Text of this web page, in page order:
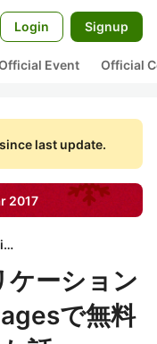
Login Signup
Event Official
last update.
2017
株式会社GameWith
ーション
で無料